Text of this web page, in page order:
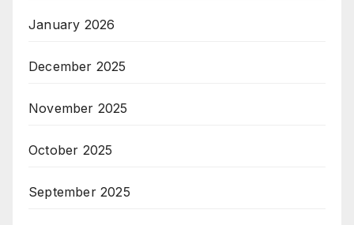
January 2026
December 2025
November 2025
October 2025
September 2025